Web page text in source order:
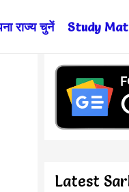
राज्य चुनें Study
Latest